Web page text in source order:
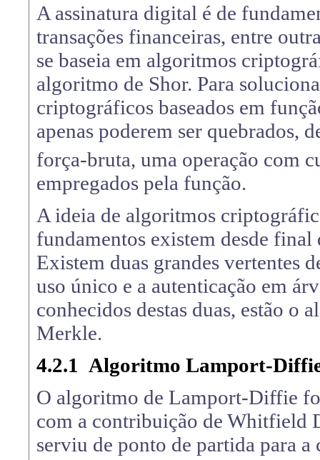
A assinatura digital é de
transações financeiras, entre
se baseia em algoritmos
algoritmo de Shor. Para
criptográficos baseados em
apenas poderem ser quebrados,
força-bruta, uma operação com
empregados pela função.
A ideia de algoritmos
fundamentos existem desde
Existem duas grandes vertentes
uso único e a autenticação em
conhecidos destas duas, estão
Merkle.
4.2.1 Algoritmo Lamport-
O algoritmo de Lamport-Diffie
com a contribuição de Whitfield
serviu de ponto de partida para